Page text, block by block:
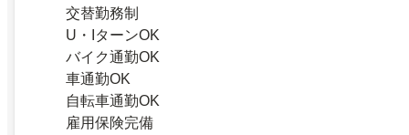
交替勤務制
U・IターンOK
バイク通勤OK
車通勤OK
自転車通勤OK
雇用保険完備